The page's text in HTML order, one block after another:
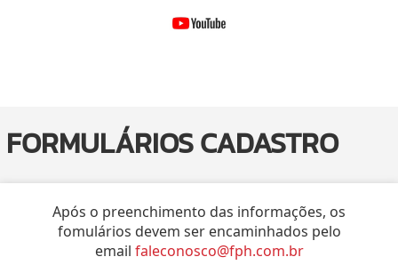
FORMULÁRIOS CADASTRO
Após o preenchimento das informações, os
fomulários devem ser encaminhados pelo
email faleconosco@fph.com.br